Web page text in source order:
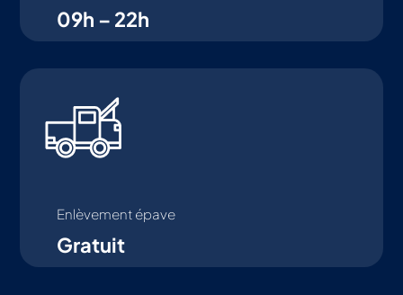
09h – 22h
Enlèvement épave
Gratuit